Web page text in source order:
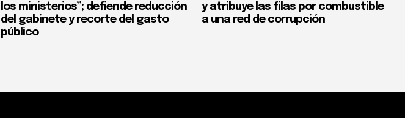
los ministerios”; defiende reducción
del gabinete y recorte del gasto
público
y atribuye las filas por combustible
a una red de corrupción